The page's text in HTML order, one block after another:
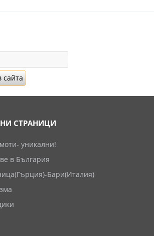
СТРАНИЦИ
уникални!
в България
Бари(Италия)